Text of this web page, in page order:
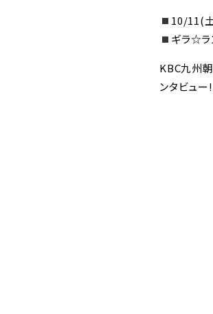
10/11(
ギラ☆ラ
KBC九州
ンタビュー!